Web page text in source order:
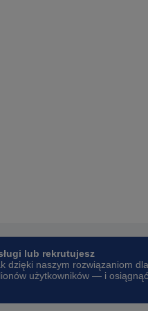
lub rekrutujesz
dzięki naszym rozwiązaniom dla
użytkowników — i osiągnąć